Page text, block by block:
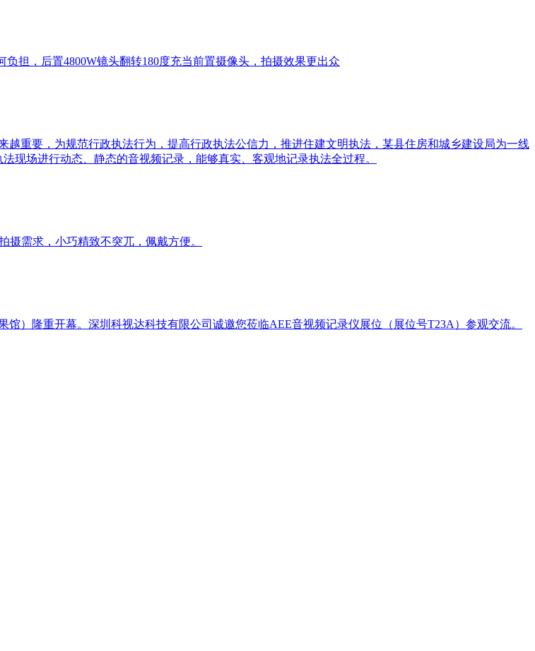
担，后置4800W镜头翻转180度充当前置摄像头，拍摄效果更出众
重要，为规范行政执法行为，提高行政执法公信力，推进住建文明执法，某县住房和城乡建设局为一线
现场进行动态、静态的音视频记录，能够真实、客观地记录执法全过程。
摄需求，小巧精致不突兀，佩戴方便。
）隆重开幕。深圳科视达科技有限公司诚邀您莅临AEE音视频记录仪展位（展位号T23A）参观交流。